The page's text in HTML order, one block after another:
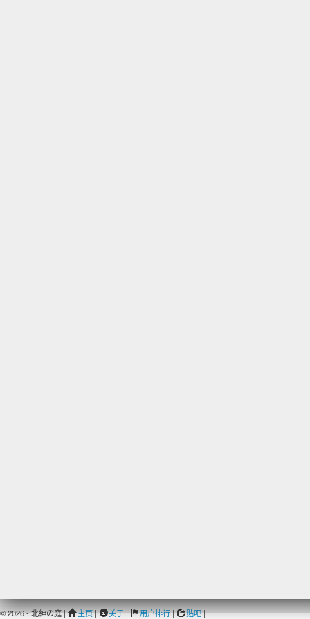
© 2026 - 北紳の庭 | 主页| 关于| 用户排行| 贴吧|